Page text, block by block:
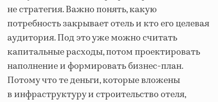
не стратегия. Важно понять, какую
потребность закрывает отель и кто его целевая
аудитория. Под это уже можно считать
капитальные расходы, потом проектировать
наполнение и формировать бизнес-план.
Потому что те деньги, которые вложены
в инфраструктуру и строительство отеля,